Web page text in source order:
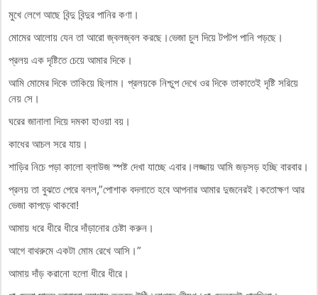
মুখে লেগে আছে বিন্দু বিন্দুর পানির কণা।
মোমের আলোয় যেন তা আরো জ্বলজ্বল করছে।ভেজা চুল দিয়ে টপটপ পানি পড়ছে।
প্রলয় এক দৃষ্টিতে চেয়ে আমার দিকে।
আমি মোমের দিকে তাকিয়ে ছিলাম। প্রলয়কে নিশ্চুপ দেখে ওর দিকে তাকাতেই দৃষ্টি সরিয়ে
নেয় সে।
ঘরের জানালা দিয়ে দমকা হাওয়া বয়।
কাধের আচল সরে যায়।
শাড়ির নিচে পড়া কালো ব্লাউজ স্পষ্ট দেখা যাচ্ছে এবার।লজ্জায় আমি জড়সড় হচ্ছি বারবার।
প্রলয় তা বুঝতে পেরে বলল,”পোশাক বদলাতে হবে আপনার আমার দুজনেরই।কতোক্ষণ আর
ভেজা কাপড়ে থাকবো!
আমায় ধরে ধীরে ধীরে দাঁড়ানোর চেষ্টা করুন।
আগে বাথরুমে একটা মোম রেখে আসি।”
আমায় দাঁড় করানো হলো ধীরে ধীরে।